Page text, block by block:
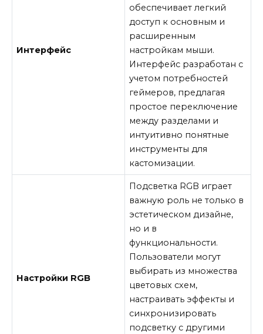
Интерфейс
обеспечивает легкий
доступ к основным и
расширенным
настройкам мыши.
Интерфейс разработан с
учетом потребностей
геймеров, предлагая
простое переключение
между разделами и
интуитивно понятные
инструменты для
кастомизации.
Настройки RGB
Подсветка RGB играет
важную роль не только в
эстетическом дизайне,
но и в
функциональности.
Пользователи могут
выбирать из множества
цветовых схем,
настраивать эффекты и
синхронизировать
подсветку с другими